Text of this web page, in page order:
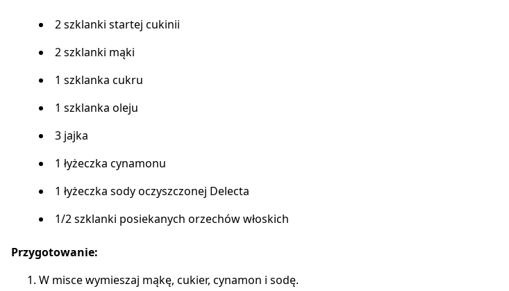
2 szklanki startej cukinii
2 szklanki mąki
1 szklanka cukru
1 szklanka oleju
3 jajka
1 łyżeczka cynamonu
1 łyżeczka sody oczyszczonej Delecta
1/2 szklanki posiekanych orzechów włoskich
Przygotowanie:
W misce wymieszaj mąkę, cukier, cynamon i sodę.